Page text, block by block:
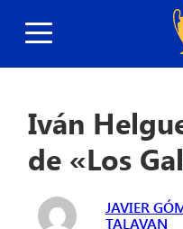
Iván
de «Los
JAVIER
TALAVAN